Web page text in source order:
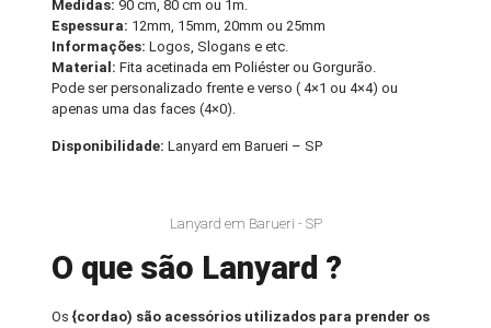
Medidas: 90 cm, 80 cm ou 1m.
Espessura: 12mm, 15mm, 20mm ou 25mm
Informações:Logos, Slogans e etc.
Material: Fita acetinada em Poliéster ou Gorgurão.
Pode ser personalizado frente e verso ( 4×1 ou 4×4) ou
apenas uma das faces (4×0).
Disponibilidade:Lanyard em Barueri – SP
Lanyard em Barueri - SP
O que são Lanyard ?
Os {cordao) são acessórios utilizados para prender os